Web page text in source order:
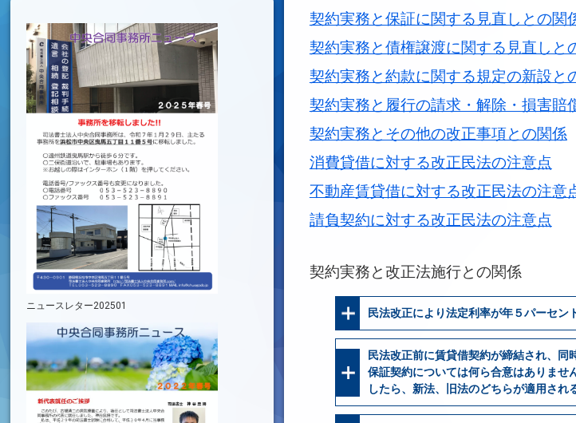
契約実務と保証に関する見直しとの関
契約実務と債権譲渡に関する見直しと
契約実務と約款に関する規定の新設と
契約実務と履行の請求・解除・損害賠
契約実務とその他の改正事項との関係
消費貸借に対する改正民法の注意点
不動産賃貸借に対する改正民法の注意
請負契約に対する改正民法の注意点
契約実務と改正法施行との関係
民法改正により法定利率が年５パーセン
民法改正前に賃貸借契約が締結され、同
保証契約については何ら合意はありませ
したら、新法、旧法のどちらが適用され
ニュースレター202501